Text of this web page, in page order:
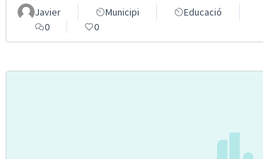
Javier Municipi
Educació
0
0